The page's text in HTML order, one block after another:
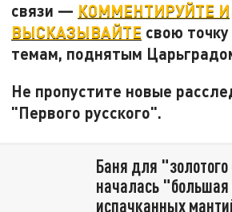
связи — КОММЕНТИРУЙТЕ И
ВЫСКАЗЫВАЙТЕ свою
темам, поднятым
Не пропустите новые
"Первого русского".
Баня для
началась
испачканных